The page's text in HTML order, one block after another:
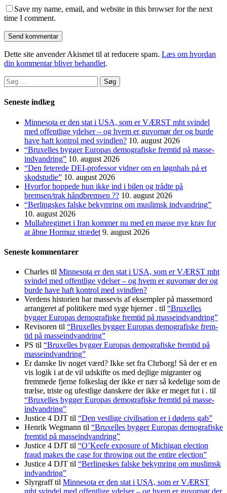
Save my name, email, and website in this browser for the next
time I comment.
Dette site anvender Akismet til at reducere spam. Læs om hvordan
din kommentar bliver behandlet.
Søg
efter:
Seneste indlæg
Minnesota er den stat i USA, som er VÆRST mht svindel
med offentlige ydelser – og hvem er guvornør der og burde
have haft kontrol med svindlen? 10. august 2026
“Bruxelles bygger Europas demo­grafiske frem­tid på masse­
indvandring” 10. august 2026
“Den feterede DEI-professor vidner om en løgnhals på et
skodstudie” 10. august 2026
Hvorfor hoppede hun ikke ind i bilen og trådte på
bremsen/trak håndbremsen ?? 10. august 2026
“Berlingskes falske bekymring om muslimsk indvandring”
10. august 2026
Mullahregimet i Iran kommer nu med en masse nye krav for
at åbne Hormuz strædet 9. august 2026
Seneste kommentarer
Charles til Minnesota er den stat i USA, som er VÆRST mht
svindel med offentlige ydelser – og hvem er guvornør der og
burde have haft kontrol med svindlen?
Verdens historien har massevis af eksempler på massemord
arrangeret af politikere med syge hjerner . til “Bruxelles
bygger Europas demo­grafiske frem­tid på masse­indvandring”
Revisoren til “Bruxelles bygger Europas demo­grafiske frem­
tid på masse­indvandring”
PS til “Bruxelles bygger Europas demo­grafiske frem­tid på
masse­indvandring”
Er danske liv noget værd? Ikke set fra Chrborg! Så der er en
vis logik i at de vil udskifte os med dejlige migranter og
fremmede fjerne folkeslag der ikke er nær så kedelige som de
trælse, triste og ufestlige danskere der ikke er meget fut i . til
“Bruxelles bygger Europas demo­grafiske frem­tid på masse­
indvandring”
Justice 4 DJT til “Den vestlige civilisation er i dødens gab”
Henrik Wegmann til “Bruxelles bygger Europas demo­grafiske
frem­tid på masse­indvandring”
Justice 4 DJT til “O’Keefe exposure of Michigan election
fraud makes the case for throwing out the entire election”
Justice 4 DJT til “Berlingskes falske bekymring om muslimsk
indvandring”
Slyrgrafftil Minnesota er den stat i USA, som er VÆRST